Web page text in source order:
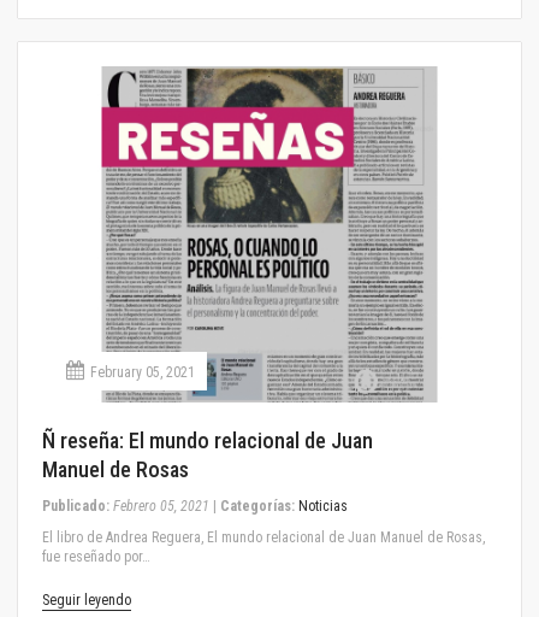
February 05, 2021
Ñ reseña: El mundo relacional de Juan
Manuel de Rosas
Publicado: Febrero 05, 2021 Categorías: Noticias
El libro de Andrea Reguera, El mundo relacional de Juan Manuel de Rosas,
fue reseñado por…
Seguir leyendo